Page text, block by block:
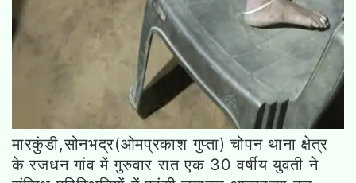
मारकुंडी,सोनभद्र(ओमप्रकाश गुप्ता) चोपन थाना क्षेत्र
के रजधन गांव में गुरुवार रात एक 30 वर्षीय युवती ने